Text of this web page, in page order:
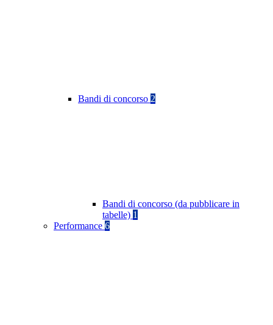
Bandi di concorso 2
Bandi di concorso (da pubblicare in
tabelle) 1
Performance 6